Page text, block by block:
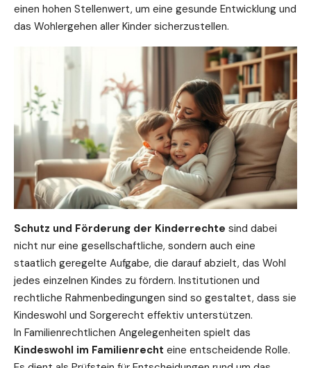
einen hohen Stellenwert, um eine gesunde Entwicklung und
das Wohlergehen aller Kinder sicherzustellen.
Schutz und Förderung der Kinderrechte sind dabei
nicht nur eine gesellschaftliche, sondern auch eine
staatlich geregelte Aufgabe, die darauf abzielt, das Wohl
jedes einzelnen Kindes zu fördern. Institutionen und
rechtliche Rahmenbedingungen sind so gestaltet, dass sie
Kindeswohl und Sorgerecht effektiv unterstützen.
In Familienrechtlichen Angelegenheiten spielt das
Kindeswohl im Familienrecht eine entscheidende Rolle.